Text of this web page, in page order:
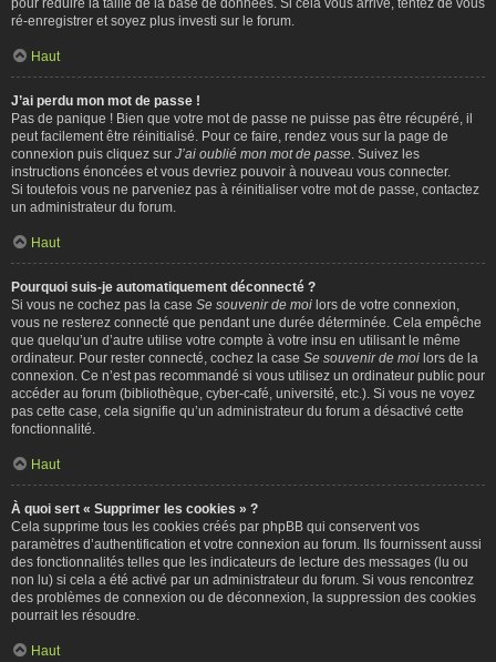
ré-enregistrer et soyez plus investi sur le forum.
Haut
J’ai perdu mon mot de passe !
Pas de panique ! Bien que votre mot de passe ne puisse pas être récupéré, il
peut facilement être réinitialisé. Pour ce faire, rendez vous sur la page de
connexion puis cliquez sur J’ai oublié mon mot de passe . Suivez les
instructions énoncées et vous devriez pouvoir à nouveau vous connecter.
Si toutefois vous ne parveniez pas à réinitialiser votre mot de passe, contactez
un administrateur du forum.
Haut
Pourquoi suis-je automatiquement déconnecté ?
Si vous ne cochez pas la case Se souvenir de moi lors de votre connexion,
vous ne resterez connecté que pendant une durée déterminée. Cela empêche
que quelqu’un d’autre utilise votre compte à votre insu en utilisant le même
ordinateur. Pour rester connecté, cochez la case Se souvenir de moi lors de la
connexion. Ce n’est pas recommandé si vous utilisez un ordinateur public pour
accéder au forum (bibliothèque, cyber-café, université, etc.). Si vous ne voyez
pas cette case, cela signifie qu’un administrateur du forum a désactivé cette
fonctionnalité.
Haut
À quoi sert « Supprimer les cookies » ?
Cela supprime tous les cookies créés par phpBB qui conservent vos
paramètres d’authentification et votre connexion au forum. Ils fournissent aussi
des fonctionnalités telles que les indicateurs de lecture des messages (lu ou
non lu) si cela a été activé par un administrateur du forum. Si vous rencontrez
des problèmes de connexion ou de déconnexion, la suppression des cookies
pourrait les résoudre.
Haut